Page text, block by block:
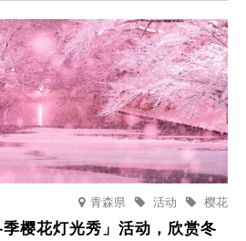
青森県 樱花
活动
樱花灯光秀」活动，欣赏冬